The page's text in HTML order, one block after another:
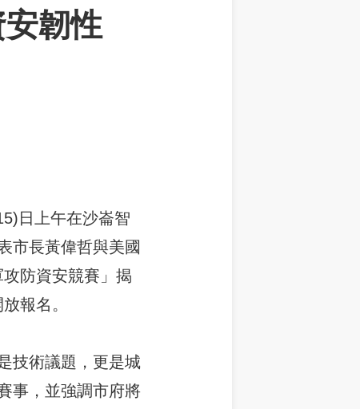
韌性
日上午在沙崙智
市長黃偉哲與美國
防資安競賽」揭
報名。
技術議題，更是城
事，並強調市府將